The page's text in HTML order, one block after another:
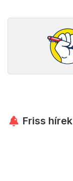
Friss hírek